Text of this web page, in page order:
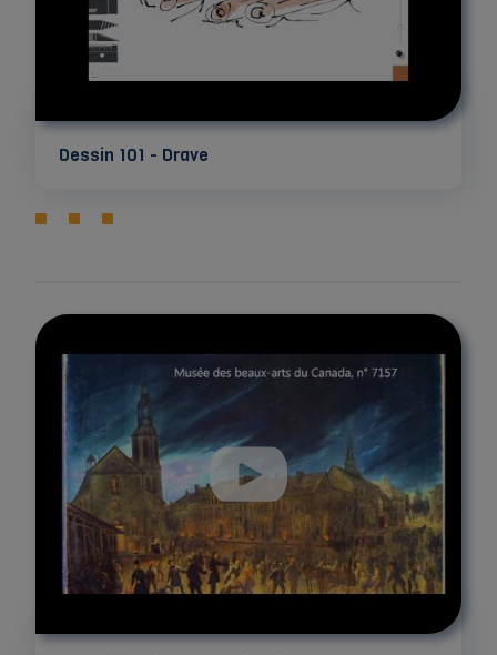
Dessin 101 - Drave